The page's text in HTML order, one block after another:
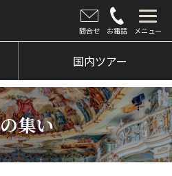
問合せ お電話 メニュー
国内ツアー
集い